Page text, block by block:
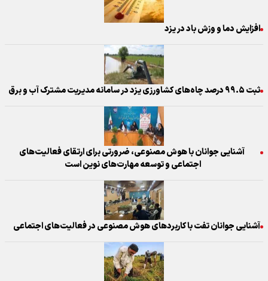
افزایش دما و وزش باد در یزد
ثبت ۹۹.۵ درصد چاه‌های کشاورزی یزد در سامانه مدیریت مشترک آب و برق
آشنایی جوانان با هوش مصنوعی، ضرورتی برای ارتقای فعالیت‌های
اجتماعی و توسعه مهارت‌های نوین است
آشنایی جوانان تفت با کاربردهای هوش مصنوعی در فعالیت‌های اجتماعی